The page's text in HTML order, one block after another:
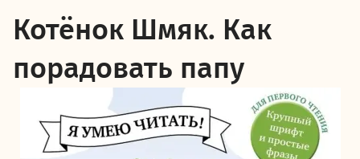
Котёнок Шмяк. Как
порадовать папу